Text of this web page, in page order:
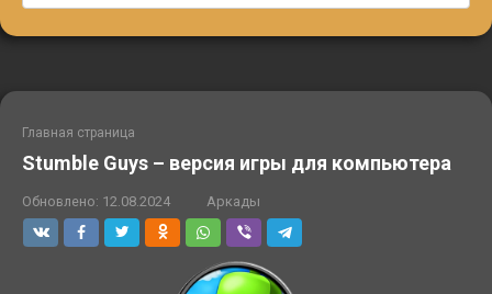
Главная страница
Stumble Guys – версия игры для компьютера
Обновлено: 12.08.2024 Аркады